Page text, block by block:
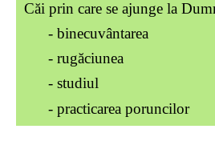
Căi prin care se ajunge la
- binecuvântarea
- rugăciunea
- studiul
- practicarea poruncilor